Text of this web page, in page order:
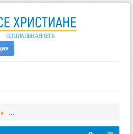
Эдуард Зарицкий - Videos - Меня влекут